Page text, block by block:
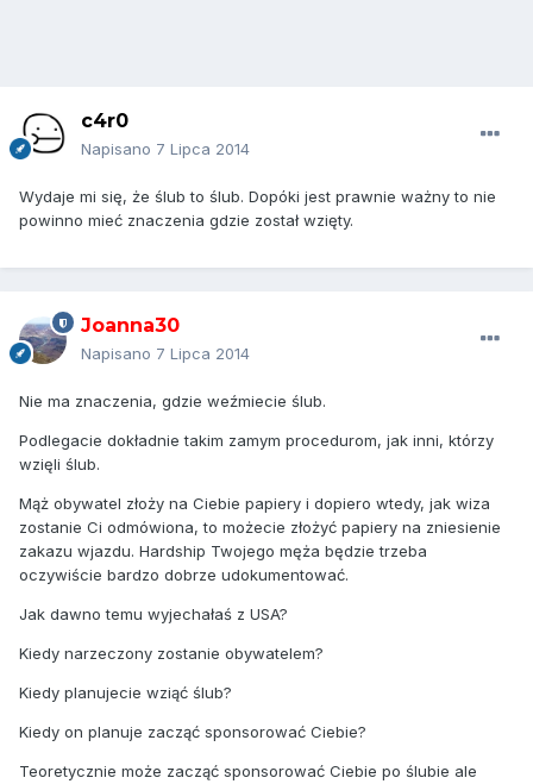
c4r0
Napisano 7 Lipca 2014
Wydaje mi się, że ślub to ślub. Dopóki jest prawnie ważny to nie
powinno mieć znaczenia gdzie został wzięty.
Joanna30
Napisano 7 Lipca 2014
Nie ma znaczenia, gdzie weźmiecie ślub.
Podlegacie dokładnie takim zamym procedurom, jak inni, którzy
wzięli ślub.
Mąż obywatel złoży na Ciebie papiery i dopiero wtedy, jak wiza
zostanie Ci odmówiona, to możecie złożyć papiery na zniesienie
zakazu wjazdu. Hardship Twojego męża będzie trzeba
oczywiście bardzo dobrze udokumentować.
Jak dawno temu wyjechałaś z USA?
Kiedy narzeczony zostanie obywatelem?
Kiedy planujecie wziąć ślub?
Kiedy on planuje zacząć sponsorować Ciebie?
Teoretycznie może zacząć sponsorować Ciebie po ślubie ale